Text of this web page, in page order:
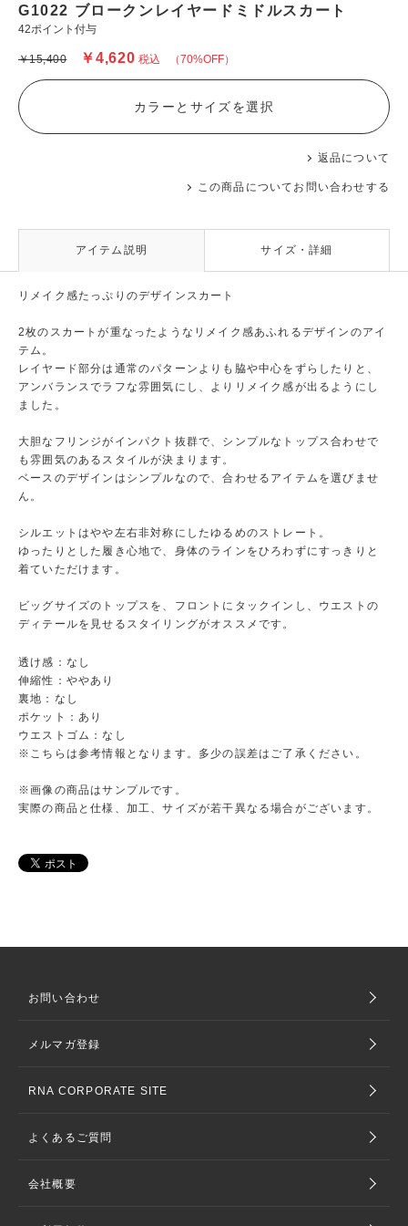
G1022 ブロークンレイヤードミドルスカート
42ポイント付与
（70%OFF）
￥4,620 税込
￥15,400
返品について
この商品についてお問い合わせする
カラーとサイズを選択
アイテム説明 サイズ・詳細
リメイク感たっぷりのデザインスカート
2枚のスカートが重なったようなリメイク感あふれるデザインのアイ
テム。
レイヤード部分は通常のパターンよりも脇や中心をずらしたりと、
アンバランスでラフな雰囲気にし、よりリメイク感が出るようにし
ました。
大胆なフリンジがインパクト抜群で、シンプルなトップス合わせで
も雰囲気のあるスタイルが決まります。
ベースのデザインはシンプルなので、合わせるアイテムを選びませ
ん。
シルエットはやや左右非対称にしたゆるめのストレート。
ゆったりとした履き心地で、身体のラインをひろわずにすっきりと
着ていただけます。
ビッグサイズのトップスを、フロントにタックインし、ウエストの
ディテールを見せるスタイリングがオススメです。
透け感：なし
伸縮性：ややあり
裏地：なし
ポケット：あり
ウエストゴム：なし
※こちらは参考情報となります。多少の誤差はご了承ください。
※画像の商品はサンプルです。
実際の商品と仕様、加工、サイズが若干異なる場合がございます。
お問い合わせ
メルマガ登録
RNA CORPORATE SITE
よくあるご質問
会社概要